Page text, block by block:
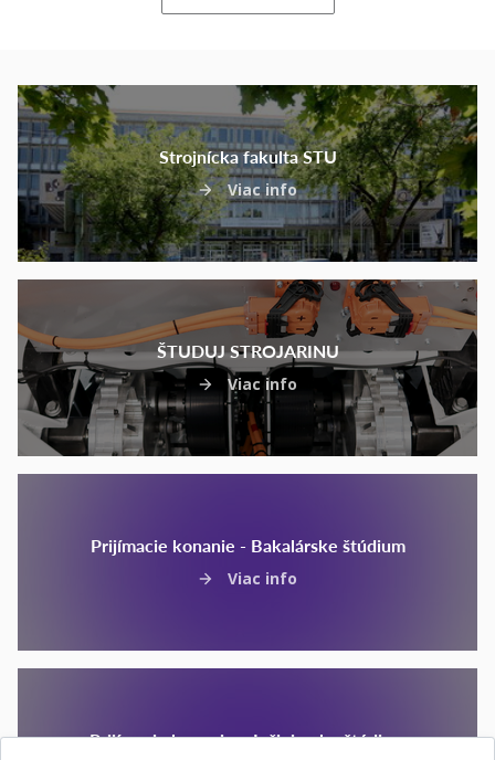
Strojnícka fakulta STU
Viac info
ŠTUDUJ STROJARINU
Viac info
Prijímacie konanie - Bakalárske štúdium
Viac info
Prijímacie konanie – Inžinierske štúdium